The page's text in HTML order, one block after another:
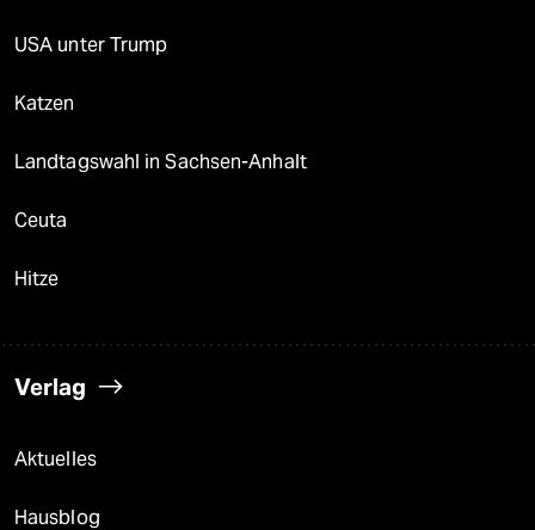
USA unter Trump
Katzen
Landtagswahl in Sachsen-Anhalt
Ceuta
Hitze
Verlag
Aktuelles
Hausblog